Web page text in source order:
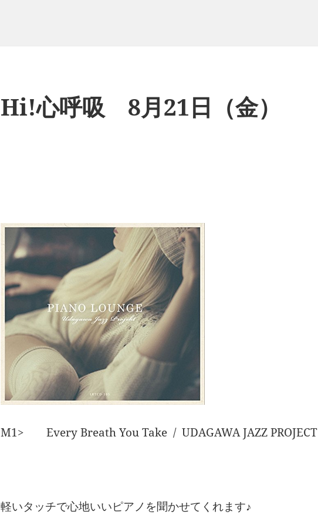
Hi!心呼吸 8月21日（金）
M1> Every Breath You Take / UDAGAWA JAZZ PROJECT
軽いタッチで心地いいピアノを聞かせてくれます♪